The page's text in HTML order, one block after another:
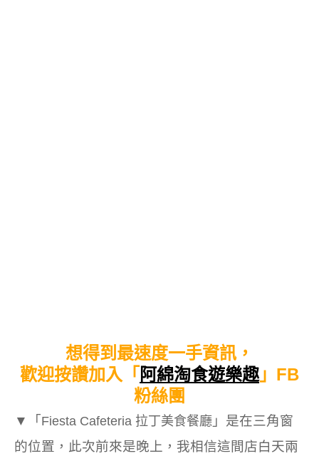
想得到最速度一手資訊，
歡迎按讚加入「 阿綿淘食遊樂趣 」FB
粉絲團
▼ 「Fiesta Cafeteria 拉丁美食餐廳 」 是在三角窗
的位置，此次前來是晚上，我相信這間店白天兩